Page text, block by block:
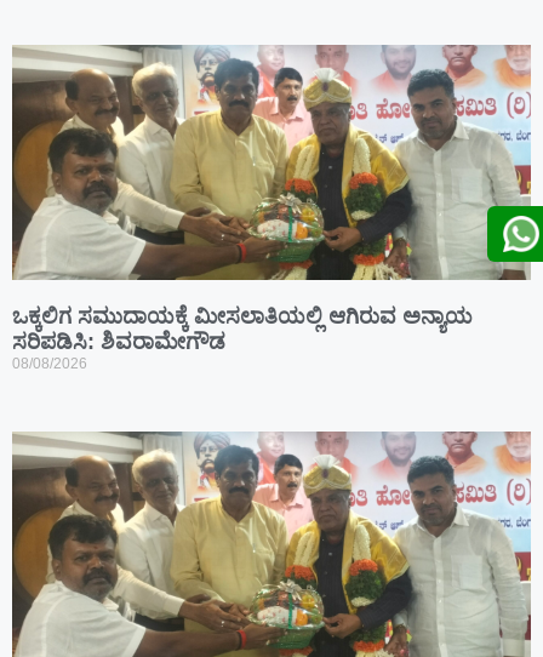
ಒಕ್ಕಲಿಗ ಸಮುದಾಯಕ್ಕೆ ಮೀಸಲಾತಿಯಲ್ಲಿ ಆಗಿರುವ ಅನ್ಯಾಯ
ಸರಿಪಡಿಸಿ: ಶಿವರಾಮೇಗೌಡ
08/08/2026